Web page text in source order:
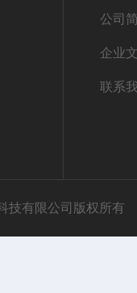
公司
企业
联系
技有限公司版权所有